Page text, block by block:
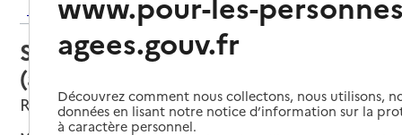
Retour aux résultats de l'annuaire
Service autonomie à domicile
(aide) – Junior Séniors services
Rouen, SEINE-MARITIME
agees.gouv.fr
Découvrez comment nous collectons, nous utilisons,
données en lisant notre notice d’information sur la
à caractère personnel.